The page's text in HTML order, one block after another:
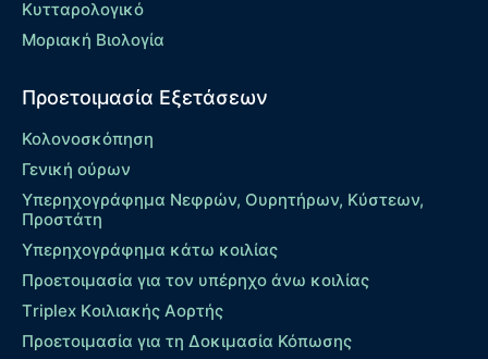
Κυτταρολογικό
Μοριακή Βιολογία
Προετοιμασία Εξετάσεων
Κολονοσκόπηση
Γενική ούρων
Υπερηχογράφημα Νεφρών, Ουρητήρων, Κύστεων,
Προστάτη
Υπερηχογράφημα κάτω κοιλίας
Προετοιμασία για τον υπέρηχο άνω κοιλίας
Τriplex Kοιλιακής Αορτής
Προετοιμασία για τη Δοκιμασία Κόπωσης